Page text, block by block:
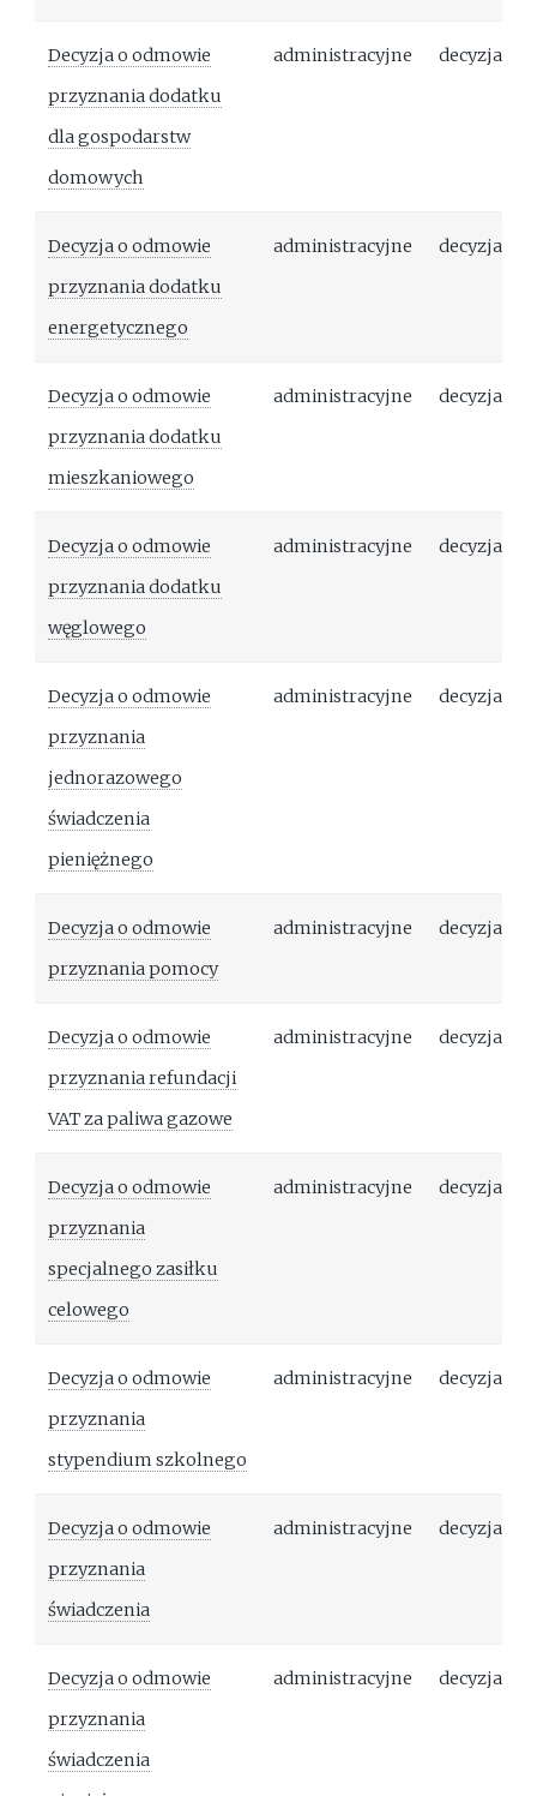
Decyzja o odmowie
przyznania dodatku
dla gospodarstw
domowych
administracyjne decyzja
Decyzja o odmowie
przyznania dodatku
energetycznego
administracyjne decyzja
Decyzja o odmowie
przyznania dodatku
mieszkaniowego
administracyjne decyzja
Decyzja o odmowie
przyznania dodatku
węglowego
administracyjne decyzja
Decyzja o odmowie
przyznania
jednorazowego
świadczenia
pieniężnego
administracyjne decyzja
Decyzja o odmowie
przyznania pomocy
administracyjne decyzja
Decyzja o odmowie
przyznania refundacji
VAT za paliwa gazowe
administracyjne decyzja
Decyzja o odmowie
przyznania
specjalnego zasiłku
celowego
administracyjne decyzja
Decyzja o odmowie
przyznania
stypendium szkolnego
administracyjne decyzja
Decyzja o odmowie
przyznania
świadczenia
administracyjne decyzja
Decyzja o odmowie
przyznania
świadczenia
administracyjne decyzja